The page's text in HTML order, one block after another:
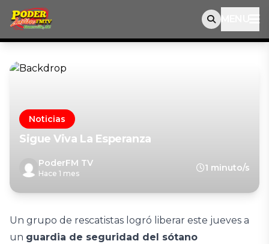
MENU
Noticias
Sigue Viva La Esperanza
PoderFM TV
Hace 1 mes
1 minuto/s
Un grupo de rescatistas logró liberar este jueves a
un guardia de seguridad del sótano